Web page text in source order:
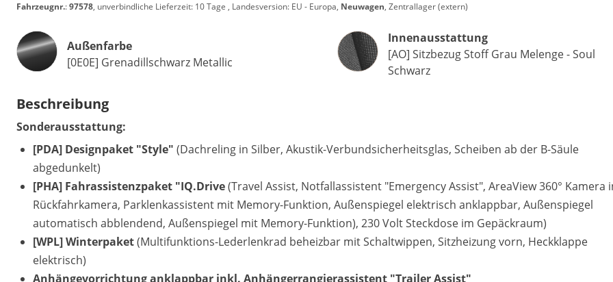
Fahrzeugnr.:97578, unverbindliche Lieferzeit: 10 Tage , Landesversion: EU - Europa, Neuwagen, Zentrallager (extern)
Außenfarbe
[0E0E] Grenadillschwarz Metallic
InnenausstattungInnenausstattung
[AO] Sitzbezug Stoff Grau Melenge - Soul
Schwarz
Beschreibung
Sonderausstattung:
[PDA] Designpaket "Style" (Dachreling in Silber, Akustik-Verbundsicherheitsglas, Scheiben ab der B-Säule
abgedunkelt)
[PHA] Fahrassistenzpaket "IQ.Drive(Travel Assist, Notfallassistent "Emergency Assist", AreaView 360° Kamera
Rückfahrkamera, Parklenkassistent mit Memory-Funktion, Außenspiegel elektrisch anklappbar, Außenspiegel
automatisch abblendend, Außenspiegel mit Memory-Funktion), 230 Volt Steckdose im Gepäckraum)
[WPL] Winterpaket(Multifunktions-Lederlenkrad beheizbar mit Schaltwippen, Sitzheizung vorn, Heckklappe
elektrisch)
Anhängevorrichtung anklappbar inkl. Anhängerrangierassistent "Trailer Assist"